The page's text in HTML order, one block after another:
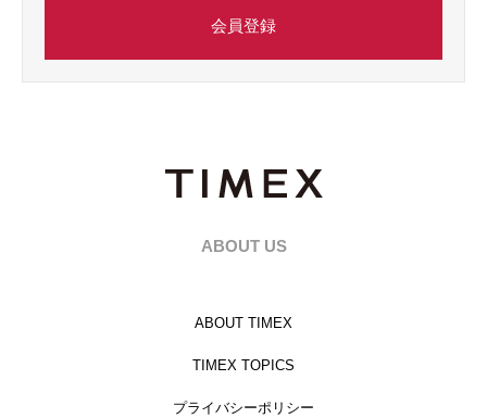
会員登録
ABOUT US
ABOUT TIMEX
TIMEX TOPICS
プライバシーポリシー